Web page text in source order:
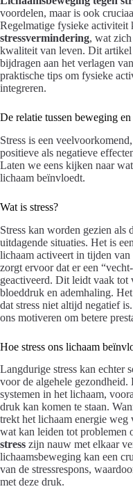
voordelen, maar is ook
Regelmatige fysieke activiteit
stressvermindering, wat zich
kwaliteit van leven. Dit
bijdragen aan het verlagen
praktische tips om fysieke
integreren.
De relatie tussen beweging en
Stress is een
positieve als negatieve
Laten we eens kijken naar
lichaam beïnvloedt.
Wat is stress?
Stress kan worden gezien als
uitdagende situaties. Het is
lichaam activeert in tijden
zorgt ervoor dat er een
geactiveerd. Dit leidt vaak tot
bloeddruk en ademhaling.
dat stress niet altijd negatief
ons motiveren om betere
Hoe stress ons lichaam
Langdurige stress kan echter
voor de algehele
systemen in het lichaam,
druk kan komen te staan.
trekt het lichaam energie weg
wat kan leiden tot problemen
stress zijn nauw met elkaar
lichaamsbeweging kan een
van de stressrespons,
met deze druk.